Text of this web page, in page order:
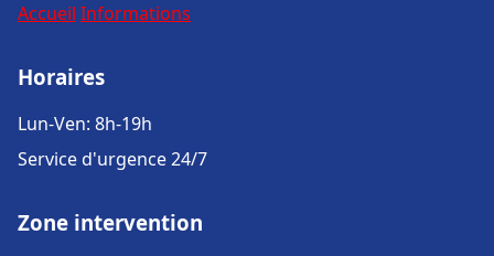
Accueil Informations
Horaires
Lun-Ven: 8h-19h
Service d'urgence 24/7
Zone intervention